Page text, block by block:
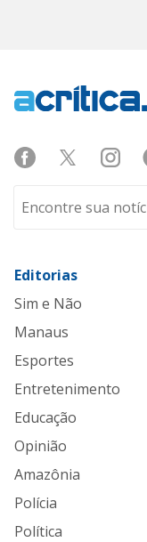
Editorias
Sim e Não
Manaus
Esportes
Entretenimento
Educação
Opinião
Amazônia
Polícia
Política